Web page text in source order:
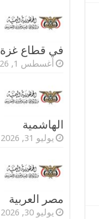
في قطاع غزة
أغسطس 1, 2026
الهاشمية
يوليو 31, 2026
مصر العربية
يوليو 30, 2026